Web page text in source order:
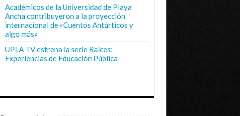
Académicos de la Universidad de Playa
Ancha contribuyeron a la proyección
internacional de «Cuentos Antárticos y
algo más»
UPLA TV estrena la serie Raíces:
Experiencias de Educación Pública